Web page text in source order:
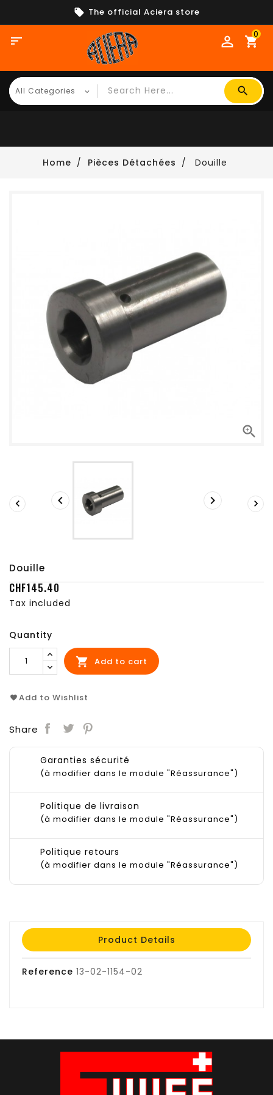
The official Aciera store
 shopping_cart
0
Home Pièces Détachées Douille

 
 
Douille
CHF145.40
Tax included
Quantity
 Add to cart
Add to Wishlist
Share
Garanties sécurité
(à modifier dans le module "Réassurance")
Politique de livraison
(à modifier dans le module "Réassurance")
Politique retours
(à modifier dans le module "Réassurance")
Product Details
Reference 13-02-1154-02